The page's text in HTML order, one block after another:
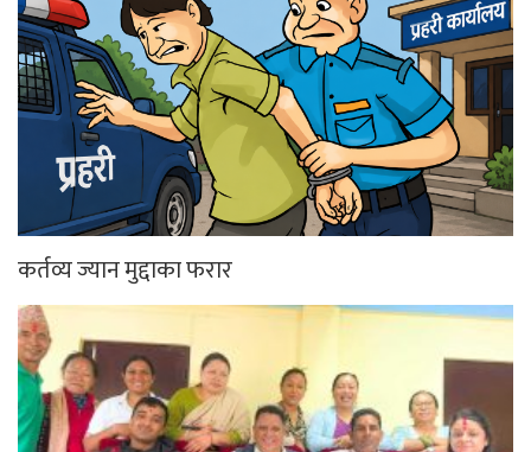
कर्तव्य ज्यान मुद्दाका फरार